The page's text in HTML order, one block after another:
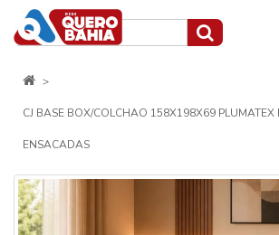
CJ BASE BOX/COLCHAO 158X198X69 PLUMATEX
ENSACADAS